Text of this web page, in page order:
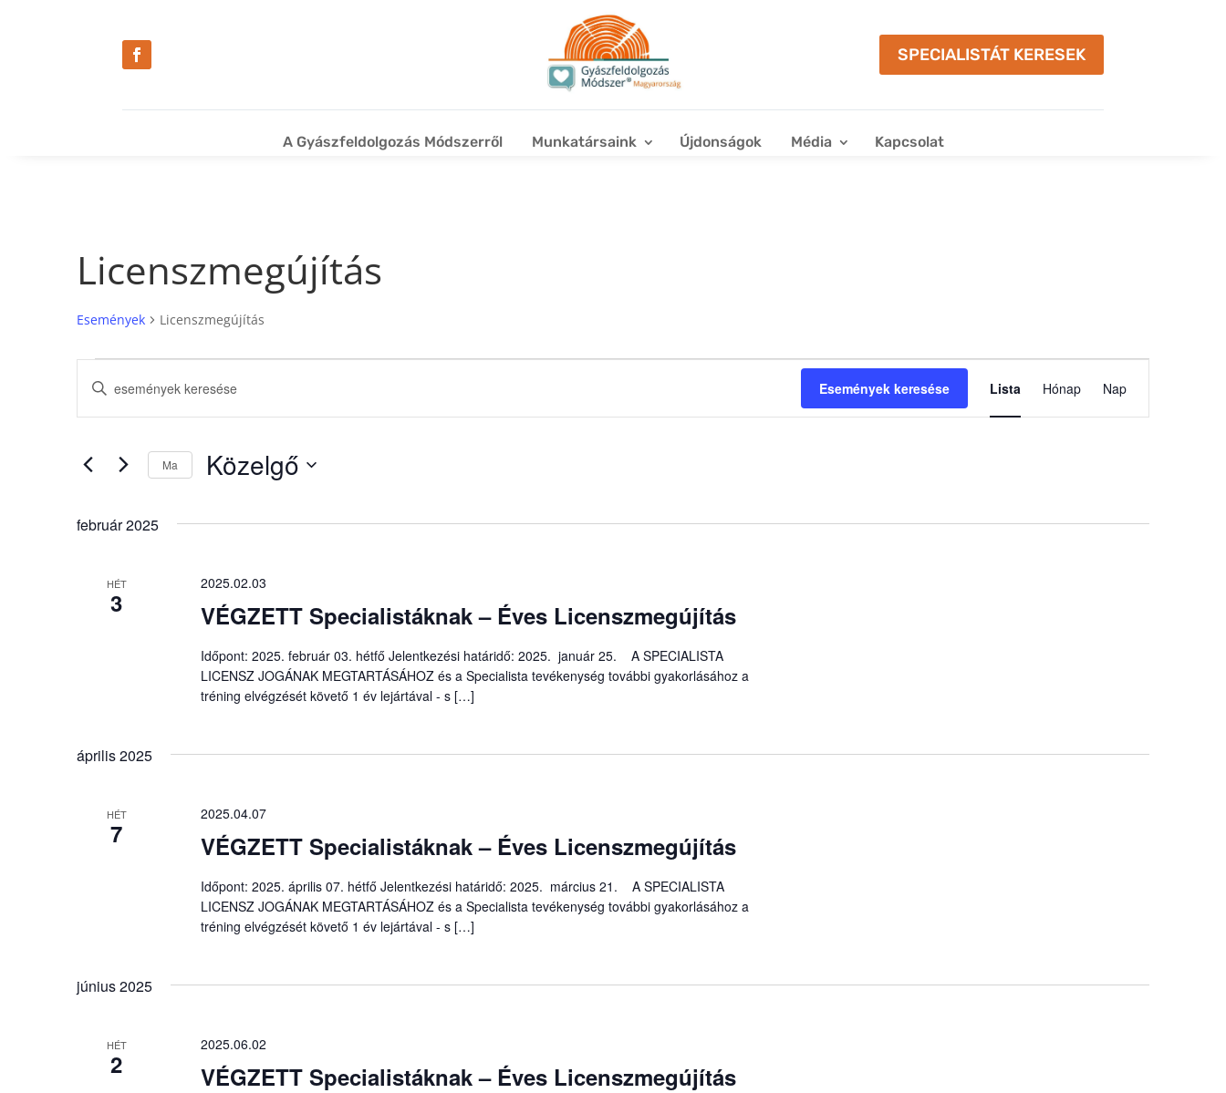
SPECIALISTÁT KERESEK
A Gyászfeldolgozás Módszerről Munkatársaink Újdonságok Média Kapcsolat
Licenszmegújítás
Események Licenszmegújítás
Események
Események
keresése
és
nézet
választás
Írja
keresőszót.
Keresse
a
Események keresése
Esemény
nézet
navigáció
Lista Hónap Nap
Ma Közelgő
február 2025
HÉT
3 VÉGZETT Specialistáknak – Éves Licenszmegújítás
2025.02.03
Időpont: 2025. február 03. hétfő Jelentkezési határidő: 2025. január 25. A SPECIALISTA
LICENSZ JOGÁNAK MEGTARTÁSÁHOZ és a Specialista tevékenység további gyakorlásához a
tréning elvégzését követő 1 év lejártával - s […]
április 2025
HÉT
7 VÉGZETT Specialistáknak – Éves Licenszmegújítás
2025.04.07
Időpont: 2025. április 07. hétfő Jelentkezési határidő: 2025. március 21. A SPECIALISTA
LICENSZ JOGÁNAK MEGTARTÁSÁHOZ és a Specialista tevékenység további gyakorlásához a
tréning elvégzését követő 1 év lejártával - s […]
június 2025
HÉT
2 VÉGZETT Specialistáknak – Éves Licenszmegújítás
2025.06.02